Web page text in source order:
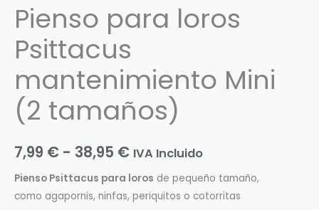
Pienso para loros
Psittacus
mantenimiento Mini
(2 tamaños)
7,99 € - 38,95 € IVA Incluido
Pienso Psittacus para loros de pequeño tamaño,
como agapornis, ninfas, periquitos o cotorritas